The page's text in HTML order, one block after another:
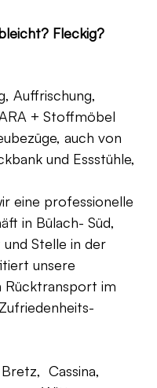
Fleckig?
Auffrischung,
+ Stoffmöbel
auch von
und Essstühle,
eine professionelle
in Bülach- Süd,
Stelle in der
unsere
Rücktransport im
Cassina,